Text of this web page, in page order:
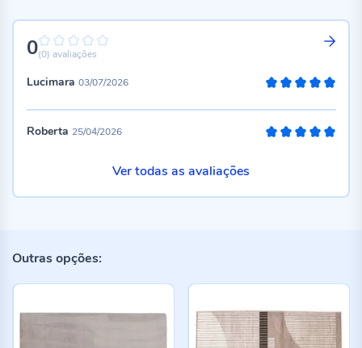
00%
(0) avaliações
Lucimara 03/07/2026
Roberta 25/04/2026
Ver todas as avaliações
Outras opções: